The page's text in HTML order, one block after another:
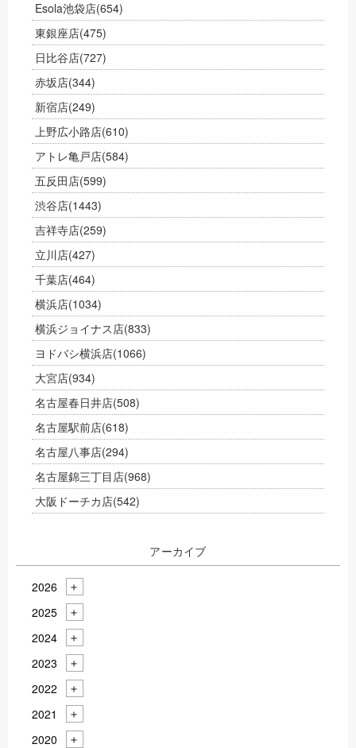
Esola池袋店(654)
東銀座店(475)
日比谷店(727)
赤坂店(344)
新宿店(249)
上野広小路店(610)
アトレ亀戸店(584)
五反田店(599)
渋谷店(1443)
吉祥寺店(259)
立川店(427)
千葉店(464)
横浜店(1034)
横浜ジョイナス店(833)
ヨドバシ横浜店(1066)
大宮店(934)
名古屋春日井店(508)
名古屋駅前店(618)
名古屋八事店(294)
名古屋錦三丁目店(968)
大阪ドーチカ店(542)
アーカイブ
2026
2025
2024
2023
2022
2021
2020